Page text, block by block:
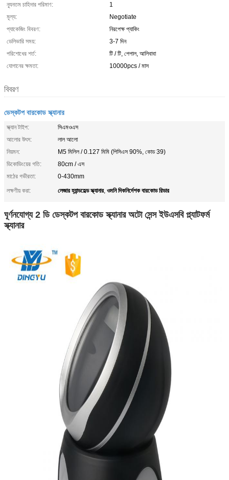
ন্যূনতম চাহিদার পরিমাণ:
1
মূল্য:
Negotiate
প্যাকেজিং বিবরণ:
নিরপেক্ষ প্যাকিং
ডেলিভারি সময়:
3-7 দিন
পরিশোধের শর্ত:
টি / টি, পেপাল, আলিবাবা
যোগানের ক্ষমতা:
10000pcs / মাস
বিবরণ
ডেস্কটপ বারকোড স্ক্যানার
স্ক্যান টাইপ:
সিএমওএস
আলোর উৎস:
লাল আলো
নিয়মন:
M5 মিলিল / 0.127 মিমি (পিসিএস 90%, কোড 39)
ডিকোডিংয়ের গতি:
80cm / এস
মাঠের গভীরতা:
0-430mm
লক্ষণীয় করা:
লেজার হ্যান্ডহেল্ড স্ক্যানার, ওমনি দিকনির্দেশক বারকোড রিডার
ঘূর্ণনযোগ্য 2 ডি ডেস্কটপ বারকোড স্ক্যানার অটো সেন্স ইউএসবি প্ল্যাটফর্ম
স্ক্যানার